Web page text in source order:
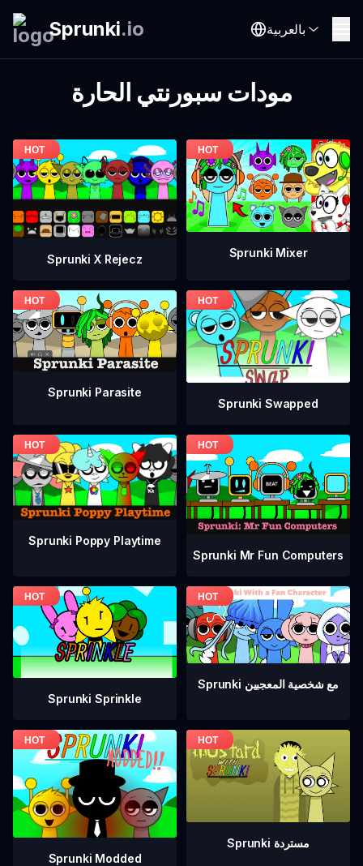
Sprunki.io بالعربية
مودات سبورنتي الحارة
Sprunki X Rejecz Sprunki Mixer
Sprunki Parasite
Sprunki Swapped
Sprunki Poppy Playtime
Sprunki Mr Fun Computers
Sprunki Sprinkle
Sprunki مع شخصية المعجبين
Sprunki Modded
Sprunki مستردة